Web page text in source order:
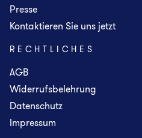
Presse
Kontaktieren Sie uns jetzt
RECHTLICHES
AGB
Widerrufsbelehrung
Datenschutz
Impressum